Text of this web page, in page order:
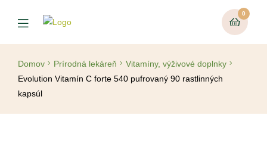
0
Domov Prírodná lekáreň
Vitamíny, výživové doplnky
Evolution Vitamín C forte 540 pufrovaný 90 rastlinných
kapsúl